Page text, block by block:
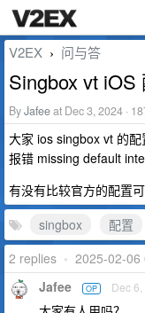
V2EX › 问与答
Singbox vt iOS
ByJafeeat Dec 3, 2024 ·
大家 ios singbox vt 的
报错 missing default
有没有比较官方的配置
singbox
配置
2 replies • 2025-02-06
Jafee OP Dec